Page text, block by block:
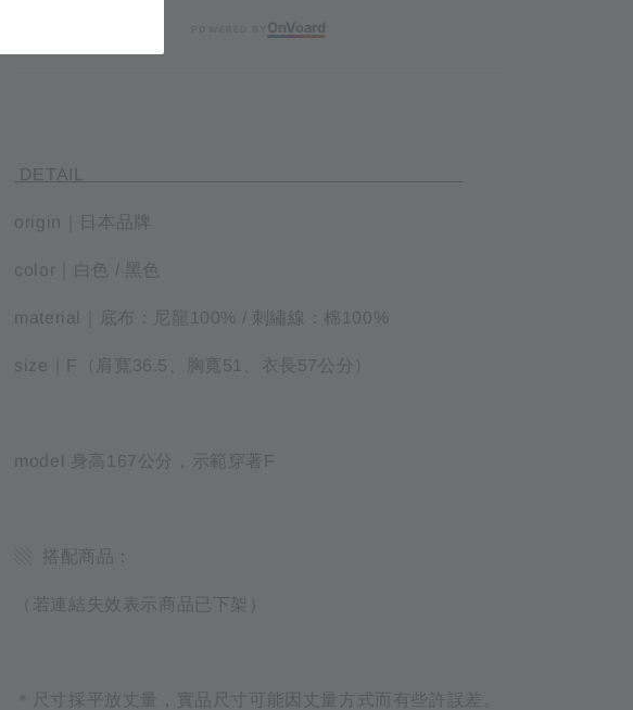
OnVoard
DETAIL
origin｜日本品牌
color｜白色 / 黑色
material｜底布：尼龍100% / 刺繡線：棉100%
size｜F（肩寬36.5、胸寬51、衣長57公分）
model 身高167公分，示範穿著F
▧ 搭配商品：
（若連結失效表示商品已下架）
＊尺寸採平放丈量，實品尺寸可能因丈量方式而有些許誤差。